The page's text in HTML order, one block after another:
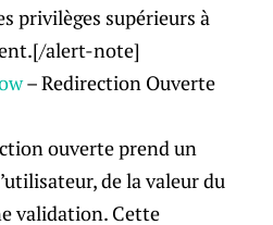
privilèges supérieurs à
alert-note]
– Redirection Ouverte
ouverte prend un
de la valeur du
validation. Cette